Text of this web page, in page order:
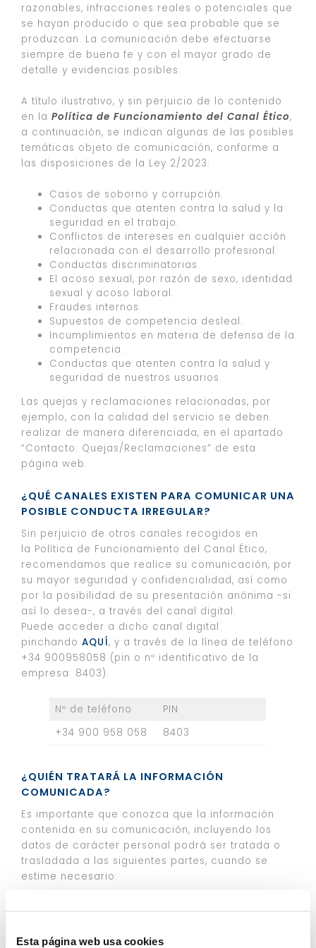
Esta página web usa cookies
razonables, infracciones reales o potenciales que
se hayan producido o que sea probable que se
produzcan. La comunicación debe efectuarse
siempre de buena fe y con el mayor grado de
detalle y evidencias posibles.
A título ilustrativo, y sin perjuicio de lo contenido
en la Política de Funcionamiento del Canal Ético,
a continuación, se indican algunas de las posibles
temáticas objeto de comunicación, conforme a
las disposiciones de la Ley 2/2023:
Casos de soborno y corrupción.
Conductas que atenten contra la salud y la
seguridad en el trabajo.
Conflictos de intereses en cualquier acción
relacionada con el desarrollo profesional.
Conductas discriminatorias.
El acoso sexual, por razón de sexo, identidad
sexual y acoso laboral.
Fraudes internos.
Supuestos de competencia desleal.
Incumplimientos en materia de defensa de la
competencia.
Conductas que atenten contra la salud y
seguridad de nuestros usuarios.
Las quejas y reclamaciones relacionadas, por
ejemplo, con la calidad del servicio se deben
realizar de manera diferenciada, en el apartado
“Contacto: Quejas/Reclamaciones” de esta
página web.
¿QUÉ CANALES EXISTEN PARA COMUNICAR UNA
POSIBLE CONDUCTA IRREGULAR?
Sin perjuicio de otros canales recogidos en
la Política de Funcionamiento del Canal Ético,
recomendamos que realice su comunicación, por
su mayor seguridad y confidencialidad, así como
por la posibilidad de su presentación anónima -si
así lo desea-, a través del canal digital.
Puede acceder a dicho canal digital
pinchando AQUÍ, y a través de la línea de teléfono
+34 900958058 (pin o nº identificativo de la
empresa: 8403).
Nº de teléfono
PIN
+34 900 958 058
8403
¿QUIÉN TRATARÁ LA INFORMACIÓN
COMUNICADA?
Es importante que conozca que la información
contenida en su comunicación, incluyendo los
datos de carácter personal podrá ser tratada o
trasladada a las siguientes partes, cuando se
estime necesario:
Comité de Compliance (Órgano de